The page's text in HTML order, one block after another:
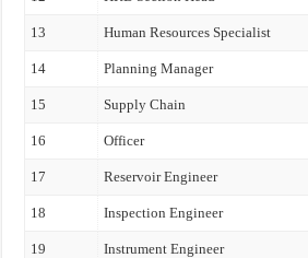
13 Human Resources Specialist
14 Planning Manager
15 Supply Chain
16 Officer
17 Reservoir Engineer
18 Inspection Engineer
19 Instrument Engineer